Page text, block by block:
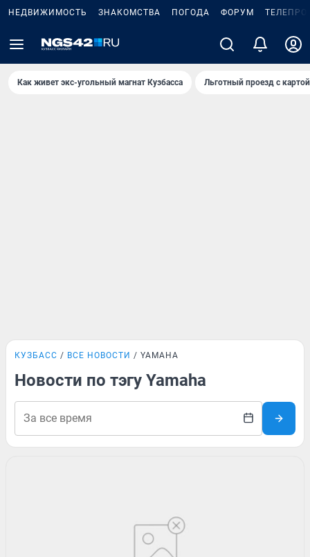
НЕДВИЖИМОСТЬ ЗНАКОМСТВА ПОГОДА ФОРУМ
Как живет экс-угольный магнат Кузбасса Льготный проезд с
КУЗБАСС ВСЕ НОВОСТИ YAMAHA
Новости по тэгу Yamaha